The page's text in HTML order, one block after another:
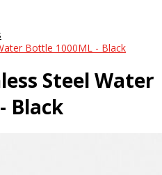
Bottle 1000ML - Black
Steel Water
Black